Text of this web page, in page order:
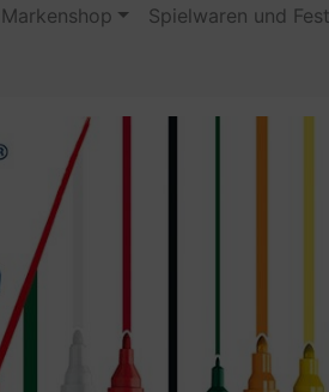
Markenshop Spielwaren und